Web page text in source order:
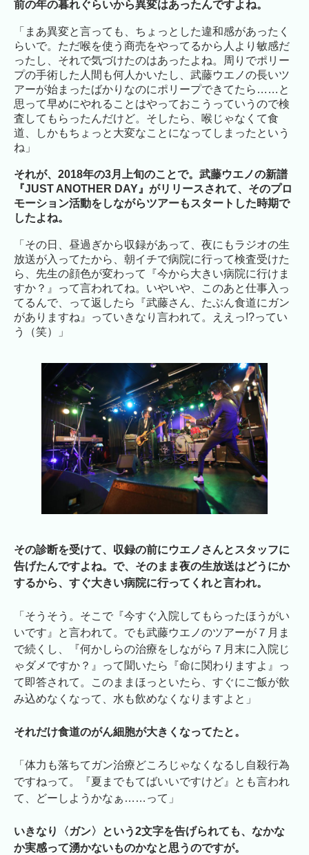
前の年の暮れぐらいから異変はあったんですよね。
「まあ異変と言っても、ちょっとした違和感があったく
らいで。ただ喉を使う商売をやってるから人より敏感だ
ったし、それで気づけたのはあったよね。周りでポリー
プの手術した人間も何人かいたし、武藤ウエノの長いツ
アーが始まったばかりなのにポリープできてたら……と
思って早めにやれることはやっておこうっていうので検
査してもらったんだけど。そしたら、喉じゃなくて食
道、しかもちょっと大変なことになってしまったという
ね」
それが、2018年の3月上旬のことで。武藤ウエノの新譜
『JUST ANOTHER DAY』がリリースされて、そのプロ
モーション活動をしながらツアーもスタートした時期で
したよね。
「その日、昼過ぎから収録があって、夜にもラジオの生
放送が入ってたから、朝イチで病院に行って検査受けた
ら、先生の顔色が変わって『今から大きい病院に行けま
すか？』って言われてね。いやいや、このあと仕事入っ
てるんで、って返したら『武藤さん、たぶん食道にガン
がありますね』っていきなり言われて。ええっ!?ってい
う（笑）」
その診断を受けて、収録の前にウエノさんとスタッフに
告げたんですよね。で、そのまま夜の生放送はどうにか
するから、すぐ大きい病院に行ってくれと言われ。
「そうそう。そこで『今すぐ入院してもらったほうがい
いです』と言われて。でも武藤ウエノのツアーが７月ま
で続くし、『何かしらの治療をしながら７月末に入院じ
ゃダメですか？』って聞いたら『命に関わりますよ』っ
て即答されて。このままほっといたら、すぐにご飯が飲
み込めなくなって、水も飲めなくなりますよと」
それだけ食道のがん細胞が大きくなってたと。
「体力も落ちてガン治療どころじゃなくなるし自殺行為
ですねって。『夏までもてばいいですけど』とも言われ
て、どーしようかなぁ……って」
いきなり〈ガン〉という2文字を告げられても、なかな
か実感って湧かないものかなと思うのですが。